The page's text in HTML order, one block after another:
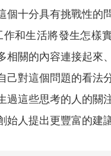
個十分具有挑戰性的
和生活將發生怎樣
相關的內容連接起來
己對這個問題的看法
過這些思考的人的關
始人提出更豐富的建